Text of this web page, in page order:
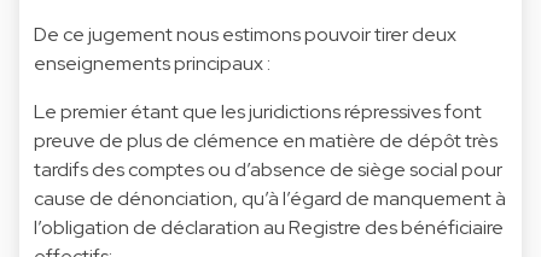
De ce jugement nous estimons pouvoir tirer deux
enseignements principaux :
Le premier étant que les juridictions répressives font
preuve de plus de clémence en matière de dépôt très
tardifs des comptes ou d’absence de siège social pour
cause de dénonciation, qu’à l’égard de manquement à
l’obligation de déclaration au Registre des bénéficiaire